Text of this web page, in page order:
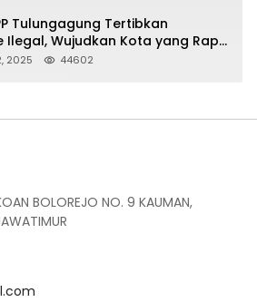
Tulungagung Tertibkan
Ilegal, Wujudkan Kota yang Rapi
2025 44602
BOLOREJO NO. 9 KAUMAN,